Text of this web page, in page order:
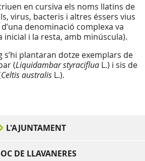
en cursiva els noms llatins de
virus, bacteris i altres éssers vius
denominació complexa va
inicial i la resta, amb minúscula).
s’hi plantaran dotze exemplars de
(Liquidambar styraciflua L.) i sis de
Celtis australis L.).
L'AJUNTAMENT
DE LLAVANERES